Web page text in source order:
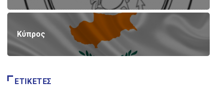
Κύπρος
ΕΤΙΚΈΤΕΣ